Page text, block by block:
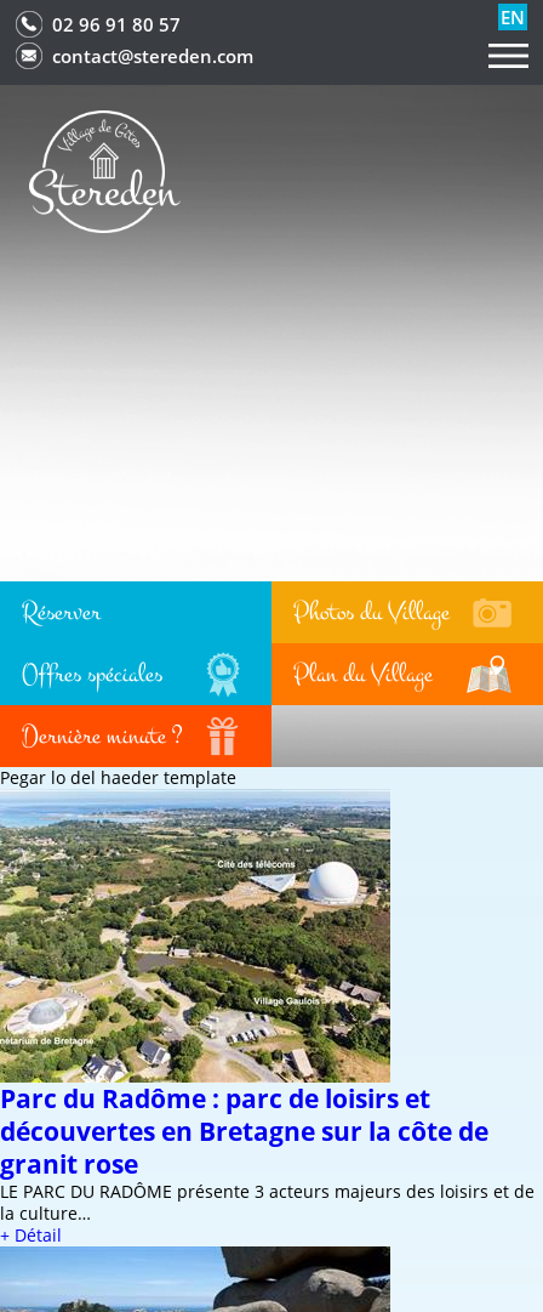
02 96 91 80 57
contact@stereden.com
EN
Réserver
Photos du Village
Offres spéciales
Plan du Village
Dernière minute ?
Pegar lo del haeder template
Parc du Radôme : parc de loisirs et
découvertes en Bretagne sur la côte de
granit rose
LE PARC DU RADÔME présente 3 acteurs majeurs des loisirs et de
la culture…
+ Détail